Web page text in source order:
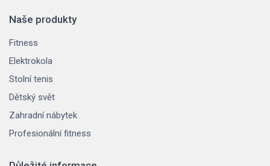
Naše produkty
Fitness
Elektrokola
Stolní tenis
Dětský svět
Zahradní nábytek
Profesionální fitness